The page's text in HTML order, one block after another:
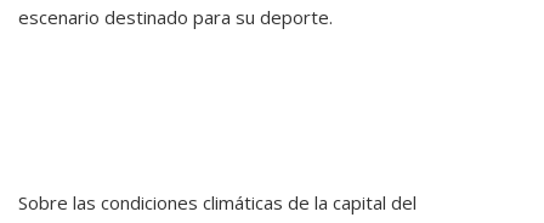
escenario destinado para su deporte.
Sobre las condiciones climáticas de la capital del